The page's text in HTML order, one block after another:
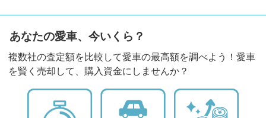
あなたの愛車、今いくら？
複数社の査定額を比較して愛車の最高額を調べよう！愛車
を賢く売却して、購入資金にしませんか？